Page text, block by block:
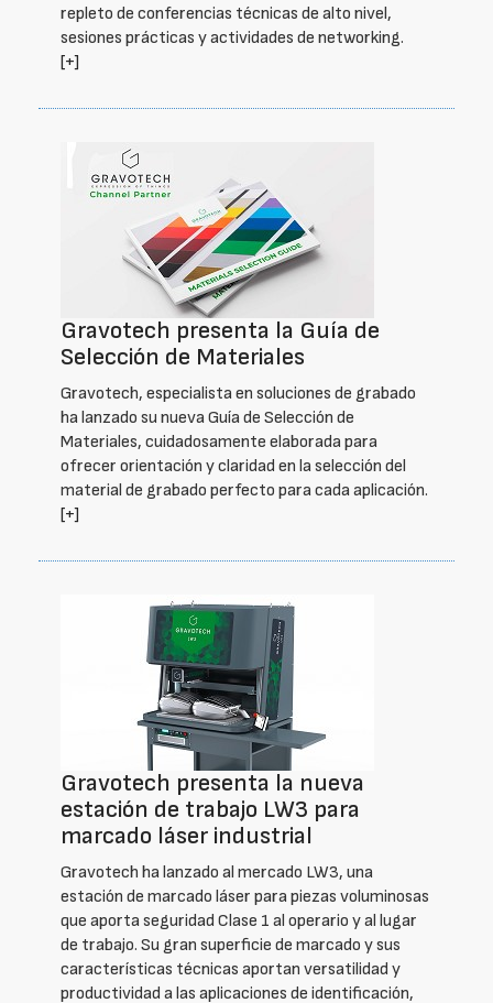
repleto de conferencias técnicas de alto nivel,
sesiones prácticas y actividades de networking.
[+]
Gravotech presenta la Guía de
Selección de Materiales
Gravotech, especialista en soluciones de grabado
ha lanzado su nueva Guía de Selección de
Materiales, cuidadosamente elaborada para
ofrecer orientación y claridad en la selección del
material de grabado perfecto para cada aplicación.
[+]
Gravotech presenta la nueva
estación de trabajo LW3 para
marcado láser industrial
Gravotech ha lanzado al mercado LW3, una
estación de marcado láser para piezas voluminosas
que aporta seguridad Clase 1 al operario y al lugar
de trabajo. Su gran superficie de marcado y sus
características técnicas aportan versatilidad y
productividad a las aplicaciones de identificación,